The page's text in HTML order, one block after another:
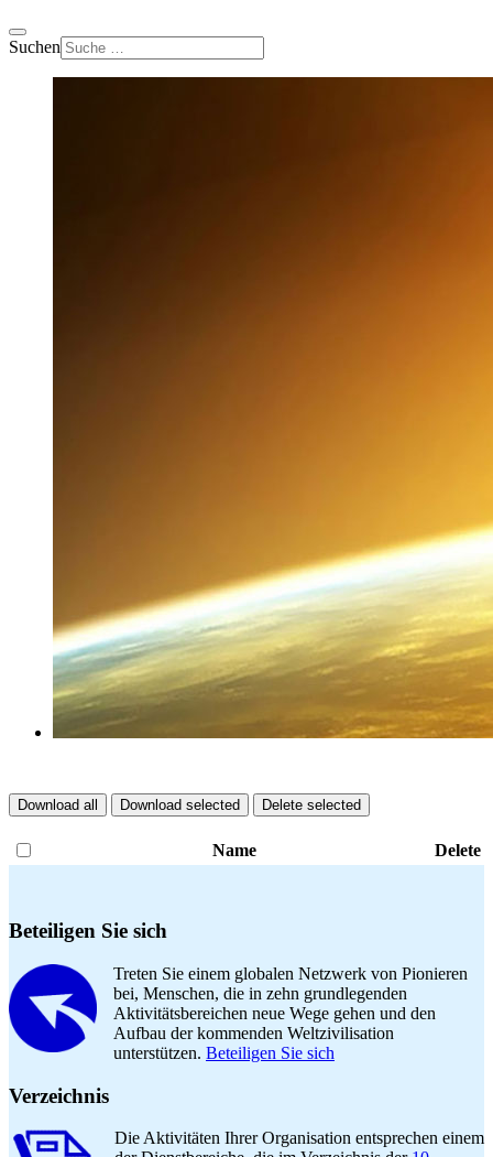
Suchen
Download all Download selected Delete selected
Name Delete
Beteiligen Sie sich
Treten Sie einem globalen Netzwerk von Pionieren
bei, Menschen, die in zehn grundlegenden
Aktivitätsbereichen neue Wege gehen und den
Aufbau der kommenden Weltzivilisation
unterstützen. Beteiligen Sie sich
Verzeichnis
Die Aktivitäten Ihrer Organisation entsprechen einem